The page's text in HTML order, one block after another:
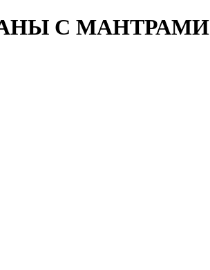
С МАНТРАМИ